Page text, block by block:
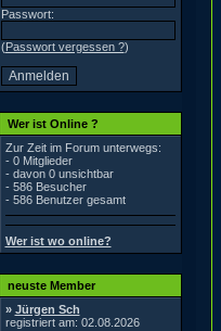
Passwort:
(Passwort vergessen ?)
Wer ist Online ?
Zur Zeit im Forum unterwegs:
- 0 Mitglieder
- davon 0 unsichtbar
- 586 Besucher
- 586 Benutzer gesamt
Wer ist wo online?
neuste Member
» Jürgen Sch
registriert am: 02.08.2026